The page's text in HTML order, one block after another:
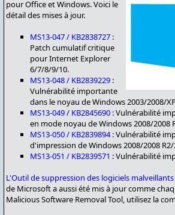
pour Office et Windows. Voici le
détail des mises à jour.
MS13-047 / KB2838727 :
Patch cumulatif critique
pour Internet Explorer
6/7/8/9/10.
MS13-048 / KB2839229 :
Vulnérabilité importante
dans le noyau de Windows 2003/2008/
MS13-049 / KB2845690 : Vulnérabilité
en mode noyau de Windows 2008/2008
MS13-050 / KB2839894: Vulnérabilité
d'impression de Windows 2008/2008
MS13-051 / KB2839571 : Vulnérabilité
L'Outil de suppression des logiciels malveillants
de Microsoft a aussi été mis à jour comme
Malicious Software Removal Tool, utilisez la